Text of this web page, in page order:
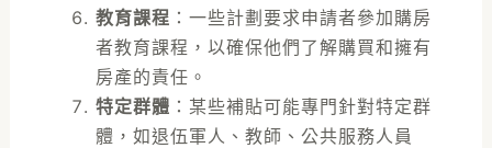
教育課程 ：一些計劃要求申請者參加購房
者教育課程，以確保他們了解購買和擁有
房產的責任。
特定群體 ：某些補貼可能專門針對特定群
體，如退伍軍人、教師、公共服務人員